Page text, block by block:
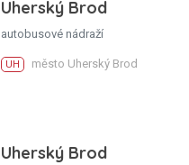
Uherský Brod
autobusové nádraží
UH město Uherský Brod
Uherský Brod